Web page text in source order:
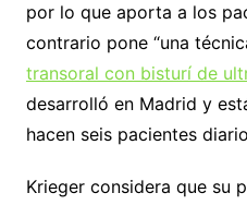
por lo que aporta a los
contrario pone “una
transoral con bisturí de
desarrolló en Madrid y
hacen seis pacientes
Krieger considera que su